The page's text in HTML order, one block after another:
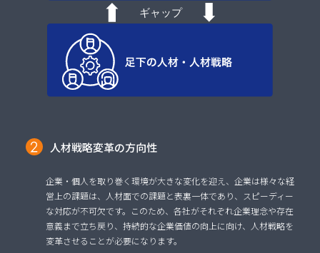
人材戦略変革の方向性
企業・個人を取り巻く環境が大きな変化を迎え、企業は様々な経
営上の課題は、人材面での課題と表裏一体であり、スピーディー
な対応が不可欠です。このため、各社がそれぞれ企業理念や存在
意義まで立ち戻り、持続的な企業価値の向上に向け、人材戦略を
変革させることが必要になります。